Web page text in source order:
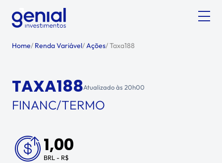
Home/ Renda Variável/Ações/Taxa188
TAXA188Atualizado às 20h00
FINANC/TERMO
1,00
BRL - R$